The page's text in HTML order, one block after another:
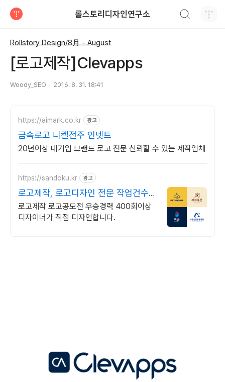
롤스토리디자인연구소
Rollstory Design/8月 - August
[로고제작]Clevapps
Woody_SEO 2016. 8. 31. 18:41
https://aimark.co.kr 광고
금속로고 니켈전주 인넷트
20년이상 대기업 브랜드 로고 전문 신뢰할 수 있는 제작업체
https://sandoku.kr 광고
로고제작, 로고디자인 전문 작업건수
6000+ 직접제작
로고제작 로고공모전 우승경력 400회이상
디자이너가 직접 디자인합니다.